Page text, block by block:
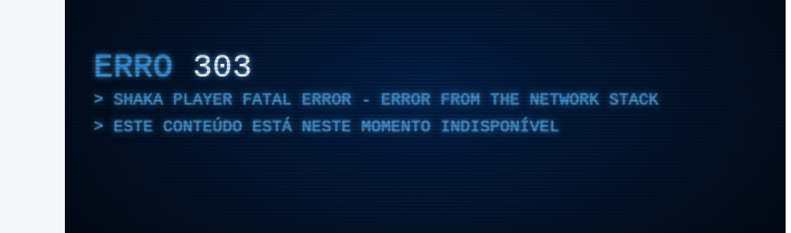
ERRO 303
SHAKA PLAYER FATAL ERROR - ERROR FROM THE NETWORK STACK
ESTE CONTEÚDO ESTÁ NESTE MOMENTO INDISPONÍVEL